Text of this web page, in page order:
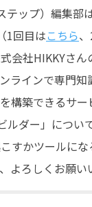
ップ）編集部
1回目はこちら
会社HIKKYさ
ラインで専門知
構築できるサ
ルダー」につい
すかツールにな
よろしくお願い